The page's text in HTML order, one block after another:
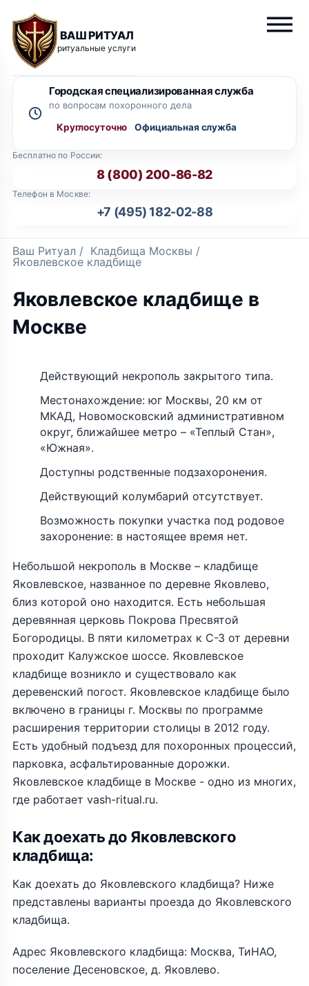
ВАШ РИТУАЛ
ритуальные услуги
Бесплатно по России:
8 (800) 200-86-82
Телефон в Москве:
+7 (495) 182-02-88
Городская специализированная служба
по вопросам похоронного дела
Круглосуточно
Ваш Ритуал / Кладбища Москвы /
Яковлевское кладбище
Яковлевское кладбище в
Москве
Действующий некрополь закрытого типа.
Местонахождение: юг Москвы, 20 км от
МКАД, Новомосковский административном
округ, ближайшее метро – «Теплый Стан»,
«Южная».
Доступны родственные подзахоронения.
Действующий колумбарий отсутствует.
Возможность покупки участка под родовое
захоронение: в настоящее время нет.
Небольшой некрополь в Москве – кладбище
Яковлевское, названное по деревне Яковлево,
близ которой оно находится. Есть небольшая
деревянная церковь Покрова Пресвятой
Богородицы. В пяти километрах к С-З от деревни
проходит Калужское шоссе. Яковлевское
кладбище возникло и существовало как
деревенский погост. Яковлевское кладбище было
включено в границы г. Москвы по программе
расширения территории столицы в 2012 году.
Есть удобный подъезд для похоронных процессий,
парковка, асфальтированные дорожки.
Яковлевское кладбище в Москве - одно из многих,
где работает vash-ritual.ru.
Как доехать до Яковлевского
кладбища:
Как доехать до Яковлевского кладбища? Ниже
представлены варианты проезда до Яковлевского
кладбища.
Адрес Яковлевского кладбища: Москва, ТиНАО,
поселение Десеновское, д. Яковлево.